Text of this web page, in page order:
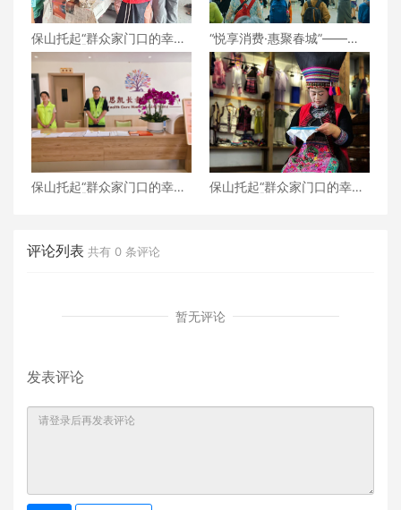
保山托起“群众家门口的幸
福”（6）‖腾冲猴桥镇：家门
口的“火塘会”，激活边疆治
理“神经末梢”
“悦享消费·惠聚春城”——
2026昆明汽车博览会盛大开
幕
保山托起“群众家门口的幸
保山托起“群众家门口的幸
评论列表 共有 0 条评论
暂无评论
发表评论